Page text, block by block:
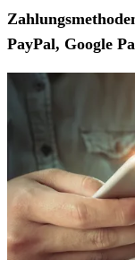
PayPal, Google